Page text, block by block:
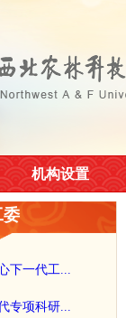
机构设置
委
下一代工...
专项科研...